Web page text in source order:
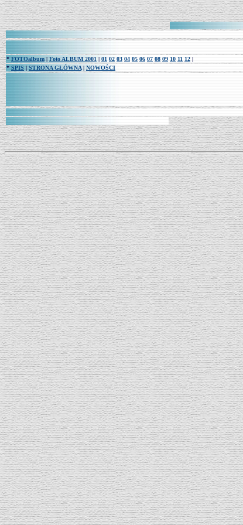
* FOTOalbum | Foto ALBUM 2001 | 01 02 03 04 05 06 07 08 09 10 11 12 |
* SPIS | STRONA GŁÓWNA| NOWOŚCI